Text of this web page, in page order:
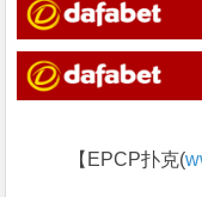
【EPCP扑克(